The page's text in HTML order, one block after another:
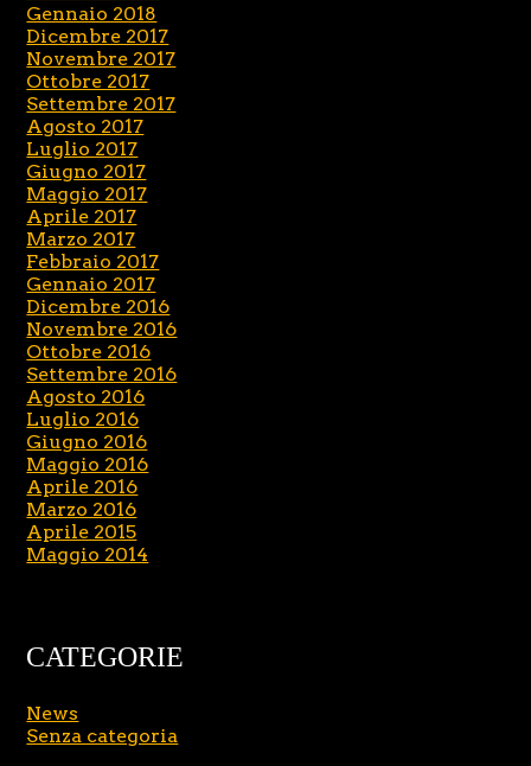
Gennaio 2018
Dicembre 2017
Novembre 2017
Ottobre 2017
Settembre 2017
Agosto 2017
Luglio 2017
Giugno 2017
Maggio 2017
Aprile 2017
Marzo 2017
Febbraio 2017
Gennaio 2017
Dicembre 2016
Novembre 2016
Ottobre 2016
Settembre 2016
Agosto 2016
Luglio 2016
Giugno 2016
Maggio 2016
Aprile 2016
Marzo 2016
Aprile 2015
Maggio 2014
CATEGORIE
News
Senza categoria